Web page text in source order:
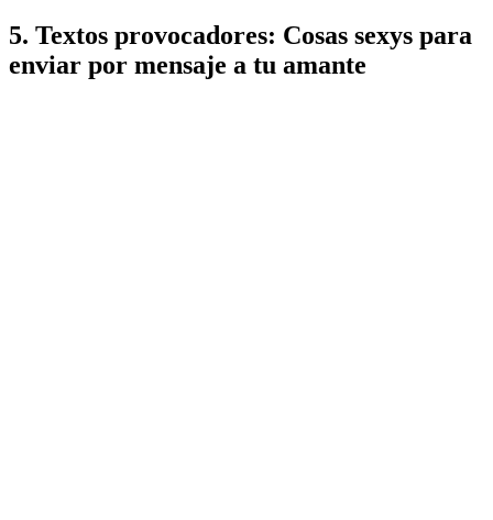
5. Textos provocadores: Cosas sexys para
enviar por mensaje a tu amante